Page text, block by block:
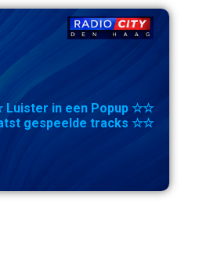
in een Popup ☆☆
gespeelde tracks ☆☆